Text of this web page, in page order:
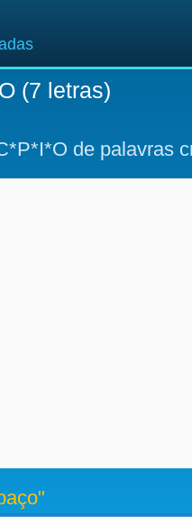
(7 letras)
de palavras